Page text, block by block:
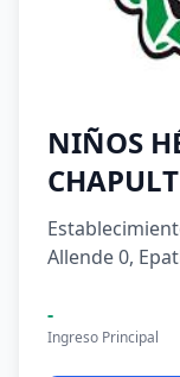
NIÑOS
Allende 0,
-
Ingreso Principal